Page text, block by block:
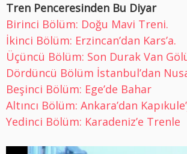
Tren Penceresinden Bu Diyar
Birinci Bölüm: Doğu Mavi Treni.
İkinci Bölüm: Erzincan’dan Kars’a.
Üçüncü Bölüm: Son Durak Van
Dördüncü Bölüm İstanbul’dan
Beşinci Bölüm: Ege’de Bahar
Altıncı Bölüm: Ankara’dan
Yedinci Bölüm: Karadeniz’e Trenle